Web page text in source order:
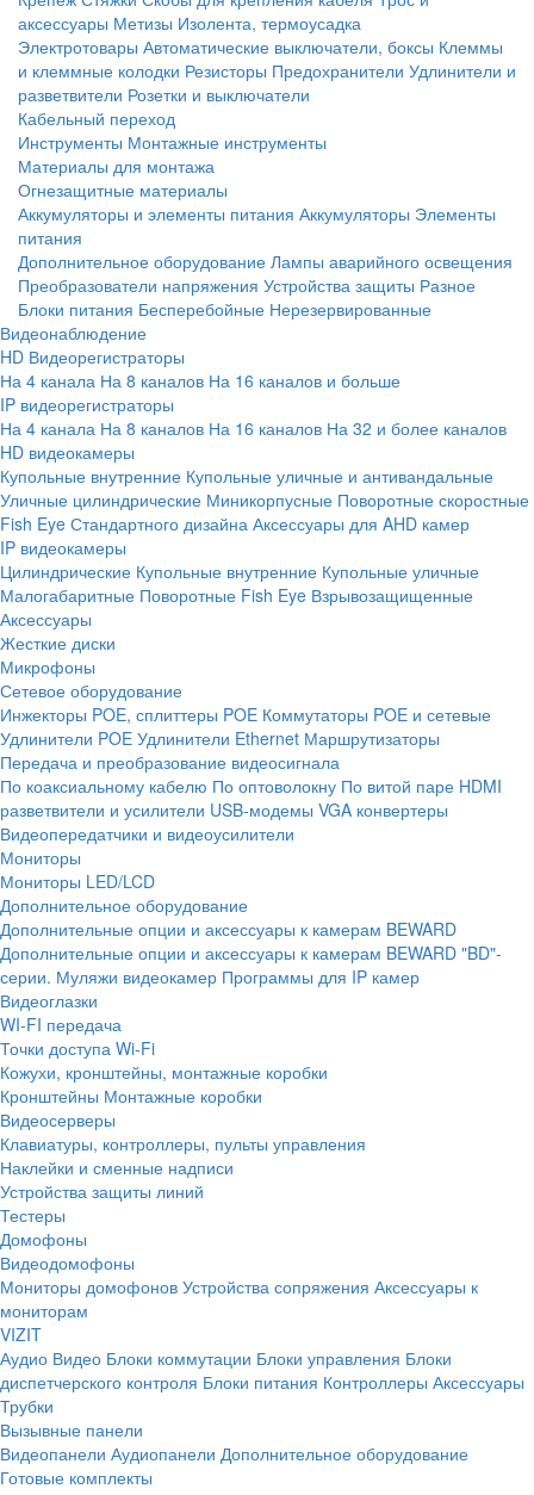
аксессуары Метизы Изолента, термоусадка
Электротовары Автоматические выключатели, боксы Клеммы
и клеммные колодки Резисторы Предохранители Удлинители и
разветвители Розетки и выключатели
Кабельный переход
Инструменты Монтажные инструменты
Материалы для монтажа
Огнезащитные материалы
Аккумуляторы и элементы питания Аккумуляторы Элементы
питания
Дополнительное оборудование Лампы аварийного освещения
Преобразователи напряжения Устройства защиты Разное
Блоки питания Бесперебойные Нерезервированные
Видеонаблюдение
HD Видеорегистраторы
На 4 канала На 8 каналов На 16 каналов и больше
IP видеорегистраторы
На 4 канала На 8 каналов На 16 каналов На 32 и более каналов
HD видеокамеры
Купольные внутренние Купольные уличные и антивандальные
Уличные цилиндрические Миникорпусные Поворотные скоростные
Fish Eye Стандартного дизайна Аксессуары для AHD камер
IP видеокамеры
Цилиндрические Купольные внутренние Купольные уличные
Малогабаритные Поворотные Fish Eye Взрывозащищенные
Аксессуары
Жесткие диски
Микрофоны
Сетевое оборудование
Инжекторы POE, сплиттеры POE Коммутаторы POE и сетевые
Удлинители POE Удлинители Ethernet Маршрутизаторы
Передача и преобразование видеосигнала
По коаксиальному кабелю По оптоволокну По витой паре HDMI
разветвители и усилители USB-модемы VGA конвертеры
Видеопередатчики и видеоусилители
Мониторы
Мониторы LED/LCD
Дополнительное оборудование
Дополнительные опции и аксессуары к камерам BEWARD
Дополнительные опции и аксессуары к камерам BEWARD "BD"-
серии. Муляжи видеокамер Программы для IP камер
Видеоглазки
WI-FI передача
Точки доступа Wi-Fi
Кожухи, кронштейны, монтажные коробки
Кронштейны Монтажные коробки
Видеосерверы
Клавиатуры, контроллеры, пульты управления
Наклейки и сменные надписи
Устройства защиты линий
Тестеры
Домофоны
Видеодомофоны
Мониторы домофонов Устройства сопряжения Аксессуары к
мониторам
VIZIT
Аудио Видео Блоки коммутации Блоки управления Блоки
диспетчерского контроля Блоки питания Контроллеры Аксессуары
Трубки
Вызывные панели
Видеопанели Аудиопанели Дополнительное оборудование
Готовые комплекты